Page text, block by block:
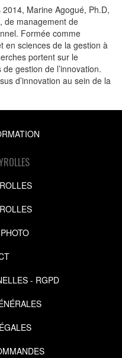
Marine Agogué, Ph.D,
de management de
Formée comme
en sciences de la gestion à
portent sur le
gestion de l’innovation.
d’innovation au sein de la
- RGPD